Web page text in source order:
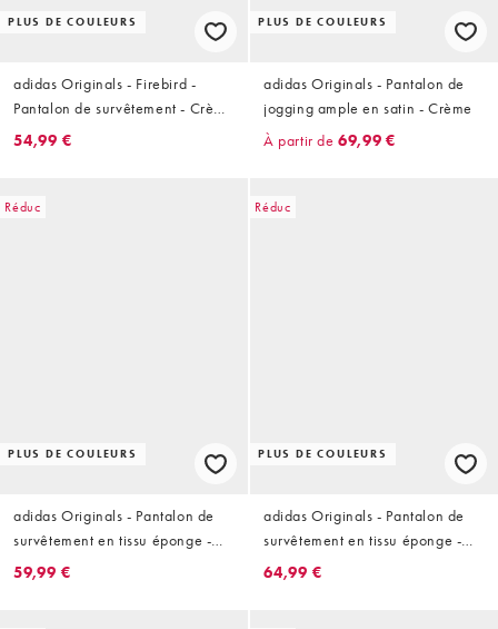
PLUS DE COULEURS
adidas Originals - Firebird -
Pantalon de survêtement - Crème
et vert
54,99 €
PLUS DE COULEURS
adidas Originals - Pantalon de
jogging ample en satin - Crème
À partir de 69,99 €
Réduc
PLUS DE COULEURS
adidas Originals - Pantalon de
survêtement en tissu éponge -
Beige
59,99 €
Réduc
PLUS DE COULEURS
adidas Originals - Pantalon de
survêtement en tissu éponge -
Jaune
64,99 €